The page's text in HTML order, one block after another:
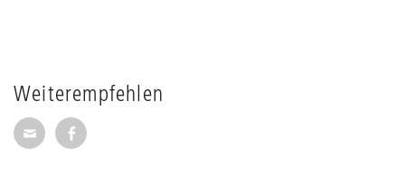
Weiterempfehlen
Seite per E-Mail weiterempfehlen
Seite auf Facebook weiterempfehlen